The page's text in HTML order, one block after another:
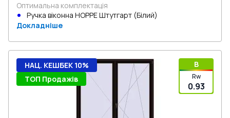
Оптимальна комплектація
Ручка віконна HOPPE Штутгарт (Білий)
Докладніше
B
Rw
0.93
НАЦ. КЕШБЕК 10%
ТОП Продажів